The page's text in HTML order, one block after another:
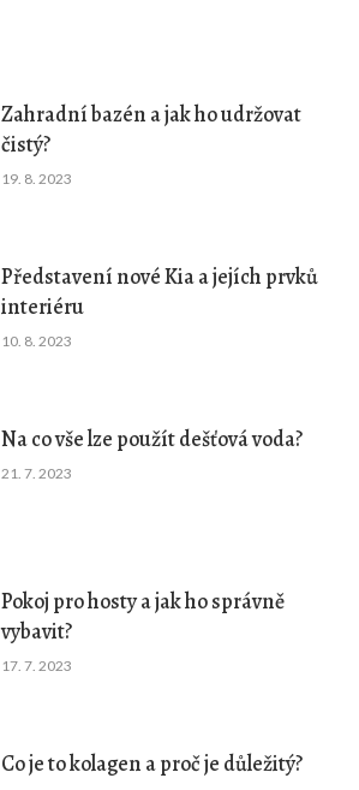
Zahradní bazén a jak ho udržovat
čistý?
19. 8. 2023
Představení nové Kia a jejích prvků
interiéru
10. 8. 2023
Na co vše lze použít dešťová voda?
21. 7. 2023
Pokoj pro hosty a jak ho správně
vybavit?
17. 7. 2023
Co je to kolagen a proč je důležitý?